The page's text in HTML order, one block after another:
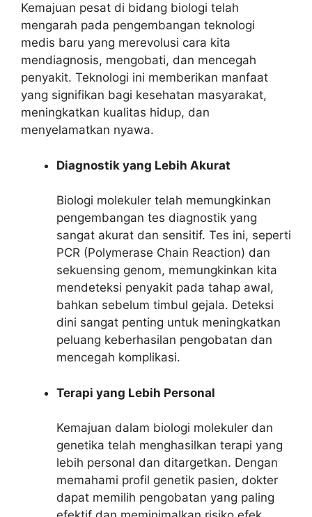
Kemajuan pesat di bidang biologi telah
mengarah pada pengembangan teknologi
medis baru yang merevolusi cara kita
mendiagnosis, mengobati, dan mencegah
penyakit. Teknologi ini memberikan manfaat
yang signifikan bagi kesehatan masyarakat,
meningkatkan kualitas hidup, dan
menyelamatkan nyawa.
Diagnostik yang Lebih Akurat
Biologi molekuler telah memungkinkan
pengembangan tes diagnostik yang
sangat akurat dan sensitif. Tes ini, seperti
PCR (Polymerase Chain Reaction) dan
sekuensing genom, memungkinkan kita
mendeteksi penyakit pada tahap awal,
bahkan sebelum timbul gejala. Deteksi
dini sangat penting untuk meningkatkan
peluang keberhasilan pengobatan dan
mencegah komplikasi.
Terapi yang Lebih Personal
Kemajuan dalam biologi molekuler dan
genetika telah menghasilkan terapi yang
lebih personal dan ditargetkan. Dengan
memahami profil genetik pasien, dokter
dapat memilih pengobatan yang paling